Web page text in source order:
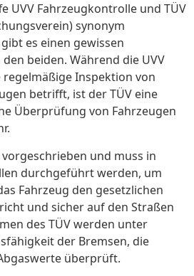
UVV Fahrzeugkontrolle und TÜV
synonym
es einen gewissen
beiden. Während die UVV
Inspektion von
betrifft, ist der TÜV eine
Überprüfung von Fahrzeugen
und muss in
durchgeführt werden, um
Fahrzeug den gesetzlichen
und sicher auf den Straßen
des TÜV werden unter
der Bremsen, die
überprüft.